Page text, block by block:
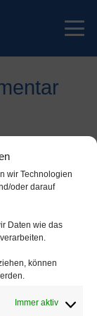
wir Technologien
oder darauf
Daten wie das
können
Immer aktiv
sind mit*